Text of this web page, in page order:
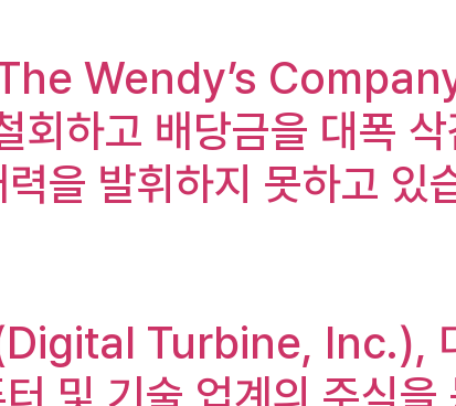
Wendy’s
하고 배당금을 대폭
을 발휘하지 못하고 있
Turbine, Inc.),